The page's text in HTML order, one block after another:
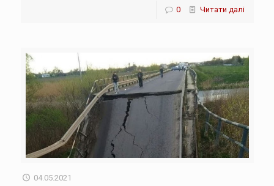
0 Читати далі
04.05.2021